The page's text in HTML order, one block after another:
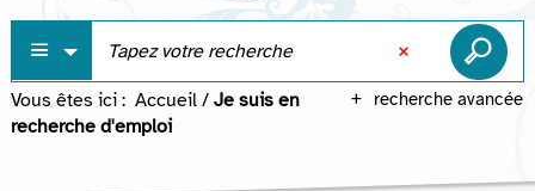
recherche avancée
Vous êtes ici : Accueil / Je suis en
recherche d'emploi